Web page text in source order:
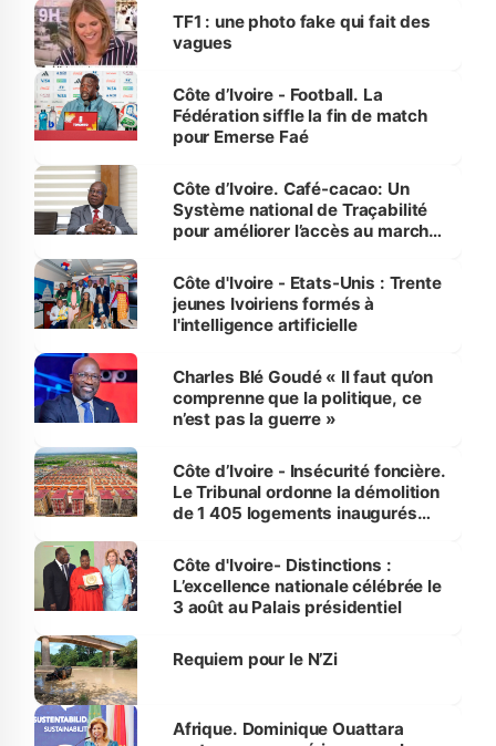
sur la scène internationale »
TF1 : une photo fake qui fait des
vagues
Côte d’Ivoire - Football. La
Fédération siffle la fin de match
pour Emerse Faé
Côte d’Ivoire. Café-cacao: Un
Système national de Traçabilité
pour améliorer l’accès au marché
Côte d'Ivoire - Etats-Unis : Trente
jeunes Ivoiriens formés à
l'intelligence artificielle
Charles Blé Goudé « Il faut qu’on
comprenne que la politique, ce
n’est pas la guerre »
Côte d’Ivoire - Insécurité foncière.
Le Tribunal ordonne la démolition
de 1 405 logements inaugurés
Bassam
Côte d'Ivoire- Distinctions :
L’excellence nationale célébrée le
3 août au Palais présidentiel
Requiem pour le N’Zi
Afrique. Dominique Ouattara